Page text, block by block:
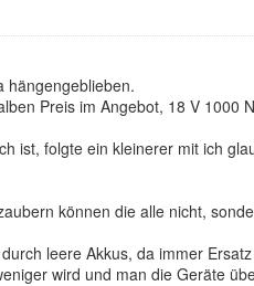
hängengeblieben.
Preis im Angebot, 18 V 1000
ist, folgte ein kleinerer mit ich
können die alle nicht,
leere Akkus, da immer
wird und man die Geräte